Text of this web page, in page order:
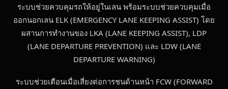
ระบบช่วยควบคุมรถให้อยู่ในเลน พร้อมระบบช่วยควบคุมเมื่อ
ออกนอกเลน ELK (EMERGENCY LANE KEEPING ASSIST) โดย
ผสานการทำงานของ LKA (LANE KEEPING ASSIST), LDP
(LANE DEPARTURE PREVENTION) และ LDW (LANE
DEPARTURE WARNING)
ระบบช่วยเตือนเมื่อเสี่ยงต่อการชนด้านหน้า FCW (FORWARD